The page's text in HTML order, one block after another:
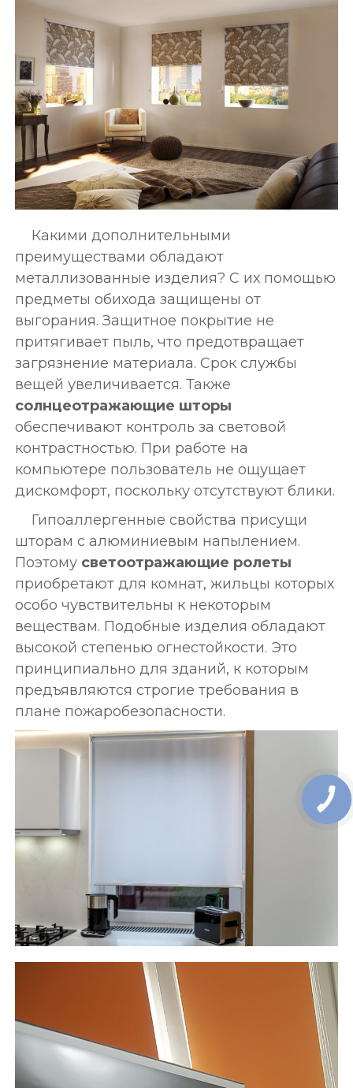
Какими дополнительными
преимуществами обладают
металлизованные изделия? С их помощью
предметы обихода защищены от
выгорания. Защитное покрытие не
притягивает пыль, что предотвращает
загрязнение материала. Срок службы
вещей увеличивается. Также
солнцеотражающие шторы
обеспечивают контроль за световой
контрастностью. При работе на
компьютере пользователь не ощущает
дискомфорт, поскольку отсутствуют блики.
Гипоаллергенные свойства присущи
шторам с алюминиевым напылением.
Поэтому светоотражающие ролеты
приобретают для комнат, жильцы которых
особо чувствительны к некоторым
веществам. Подобные изделия обладают
высокой степенью огнестойкости. Это
принципиально для зданий, к которым
предъявляются строгие требования в
плане пожаробезопасности.